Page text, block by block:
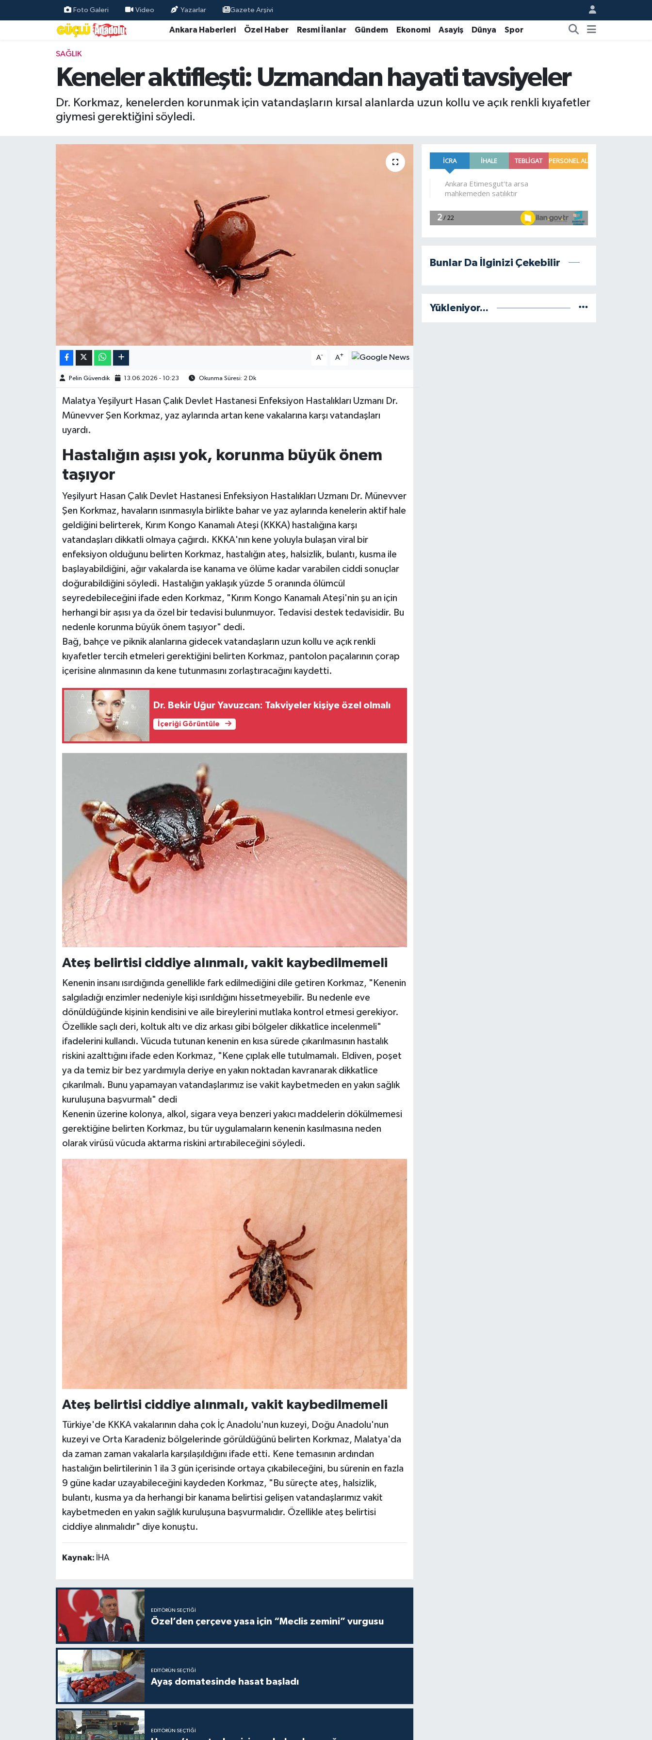
Foto Galeri Video Yazarlar Gazete Arşivi
Ankara Haberleri Özel Haber Resmi İlanlar Gündem Ekonomi Asayiş Dünya Spor
SAĞLIK
Keneler aktifleşti: Uzmandan hayati tavsiyeler
Dr. Korkmaz, kenelerden korunmak için vatandaşların kırsal alanlarda uzun kollu ve açık renkli kıyafetler
giymesi gerektiğini söyledi.
A- A+
Pelin Güvendik 13.06.2026 - 10:23 Okunma Süresi: 2 Dk
Malatya Yeşilyurt Hasan Çalık Devlet Hastanesi Enfeksiyon Hastalıkları Uzmanı Dr.
Münevver Şen Korkmaz, yaz aylarında artan kene vakalarına karşı vatandaşları
uyardı.
Hastalığın aşısı yok, korunma büyük önem
taşıyor
Yeşilyurt Hasan Çalık Devlet Hastanesi Enfeksiyon Hastalıkları Uzmanı Dr. Münevver
Şen Korkmaz, havaların ısınmasıyla birlikte bahar ve yaz aylarında kenelerin aktif hale
geldiğini belirterek, Kırım Kongo Kanamalı Ateşi (KKKA) hastalığına karşı
vatandaşları dikkatli olmaya çağırdı. KKKA'nın kene yoluyla bulaşan viral bir
enfeksiyon olduğunu belirten Korkmaz, hastalığın ateş, halsizlik, bulantı, kusma ile
başlayabildiğini, ağır vakalarda ise kanama ve ölüme kadar varabilen ciddi sonuçlar
doğurabildiğini söyledi. Hastalığın yaklaşık yüzde 5 oranında ölümcül
seyredebileceğini ifade eden Korkmaz, "Kırım Kongo Kanamalı Ateşi'nin şu an için
herhangi bir aşısı ya da özel bir tedavisi bulunmuyor. Tedavisi destek tedavisidir. Bu
nedenle korunma büyük önem taşıyor" dedi.
Bağ, bahçe ve piknik alanlarına gidecek vatandaşların uzun kollu ve açık renkli
kıyafetler tercih etmeleri gerektiğini belirten Korkmaz, pantolon paçalarının çorap
içerisine alınmasının da kene tutunmasını zorlaştıracağını kaydetti.
Dr. Bekir Uğur Yavuzcan: Takviyeler kişiye özel olmalı
İçeriği Görüntüle
Ateş belirtisi ciddiye alınmalı, vakit kaybedilmemeli
Kenenin insanı ısırdığında genellikle fark edilmediğini dile getiren Korkmaz, "Kenenin
salgıladığı enzimler nedeniyle kişi ısırıldığını hissetmeyebilir. Bu nedenle eve
dönüldüğünde kişinin kendisini ve aile bireylerini mutlaka kontrol etmesi gerekiyor.
Özellikle saçlı deri, koltuk altı ve diz arkası gibi bölgeler dikkatlice incelenmeli"
ifadelerini kullandı. Vücuda tutunan kenenin en kısa sürede çıkarılmasının hastalık
riskini azalttığını ifade eden Korkmaz, "Kene çıplak elle tutulmamalı. Eldiven, poşet
ya da temiz bir bez yardımıyla deriye en yakın noktadan kavranarak dikkatlice
çıkarılmalı. Bunu yapamayan vatandaşlarımız ise vakit kaybetmeden en yakın sağlık
kuruluşuna başvurmalı" dedi
Kenenin üzerine kolonya, alkol, sigara veya benzeri yakıcı maddelerin dökülmemesi
gerektiğine belirten Korkmaz, bu tür uygulamaların kenenin kasılmasına neden
olarak virüsü vücuda aktarma riskini artırabileceğini söyledi.
Ateş belirtisi ciddiye alınmalı, vakit kaybedilmemeli
Türkiye'de KKKA vakalarının daha çok İç Anadolu'nun kuzeyi, Doğu Anadolu'nun
kuzeyi ve Orta Karadeniz bölgelerinde görüldüğünü belirten Korkmaz, Malatya'da
da zaman zaman vakalarla karşılaşıldığını ifade etti. Kene temasının ardından
hastalığın belirtilerinin 1 ila 3 gün içerisinde ortaya çıkabileceğini, bu sürenin en fazla
9 güne kadar uzayabileceğini kaydeden Korkmaz, "Bu süreçte ateş, halsizlik,
bulantı, kusma ya da herhangi bir kanama belirtisi gelişen vatandaşlarımız vakit
kaybetmeden en yakın sağlık kuruluşuna başvurmalıdır. Özellikle ateş belirtisi
ciddiye alınmalıdır" diye konuştu.
Kaynak: İHA
EDITÖRÜN SEÇTIĞI
Özel’den çerçeve yasa için “Meclis zemini” vurgusu
EDITÖRÜN SEÇTIĞI
Ayaş domatesinde hasat başladı
EDITÖRÜN SEÇTIĞI
Bunlar Da İlginizi Çekebilir
Yükleniyor...
Özel Haber
Resmi İlanlar
Magazin
Burç Yorumları
Hava Durumu
Kim kimdir?
Televizyon
Yaşam-Çevre